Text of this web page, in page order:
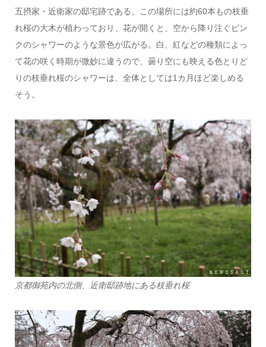
五摂家・近衛家の邸宅跡である。この場所には約60本もの枝垂
れ桜の大木が植わっており、花が開くと、空から降り注ぐピン
クのシャワーのような景色が広がる。白、紅などの種類によっ
て花の咲く時期が微妙に違うので、曇り空にも映える色とりど
りの枝垂れ桜のシャワーは、全体としては1カ月ほど楽しめる
そう。
京都御苑内の北側、近衛邸跡地にある枝垂れ桜